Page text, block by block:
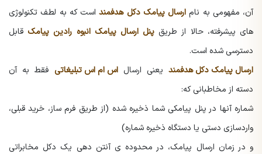
آن، مفهومی به نام ارسال پیامک دکل هدفمنداست که به لطف تکنولوژی
های پیشرفته، حالا از طریق پنل ارسال پیامک انبوه رادین پیامک قابل
دسترسی شده است.
ارسال پیامک دکل هدفمند یعنی ارسالاس ام اس تبلیغاتی فقط به آن
دسته از مخاطبانی که:
شماره آنها در پنل پیامکی شما ذخیره شده (از طریق فرم ساز، خرید قبلی،
واردسازی دستی یا دستگاه ذخیره شماره)
و در زمان ارسال پیامک، در محدوده ی آنتن دهی یک دکل مخابراتی